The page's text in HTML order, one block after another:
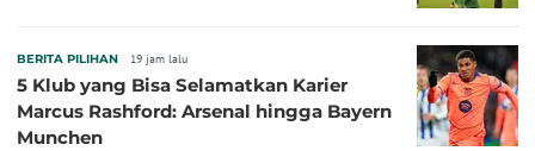
BERITA PILIHAN 19 jam lalu
5 Klub yang Bisa Selamatkan Karier
Marcus Rashford: Arsenal hingga Bayern
Munchen